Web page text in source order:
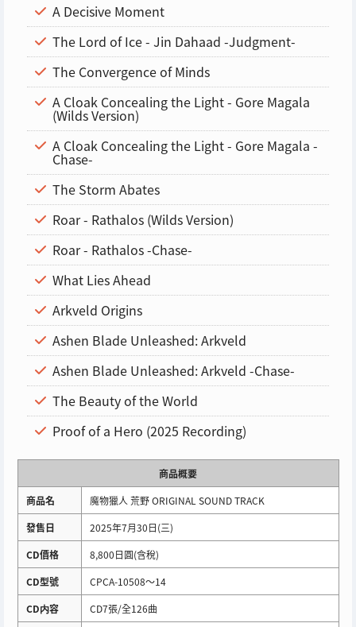
A Decisive Moment
The Lord of Ice - Jin Dahaad -Judgment-
The Convergence of Minds
A Cloak Concealing the Light - Gore Magala
(Wilds Version)
A Cloak Concealing the Light - Gore Magala -
Chase-
The Storm Abates
Roar - Rathalos (Wilds Version)
Roar - Rathalos -Chase-
What Lies Ahead
Arkveld Origins
Ashen Blade Unleashed: Arkveld
Ashen Blade Unleashed: Arkveld -Chase-
The Beauty of the World
Proof of a Hero (2025 Recording)
商品概要
商品名
魔物獵人 荒野 ORIGINAL SOUND TRACK
發售日
2025年7月30日(三)
CD價格
8,800日圓(含稅)
CD型號
CPCA-10508～14
CD内容
CD7張/全126曲